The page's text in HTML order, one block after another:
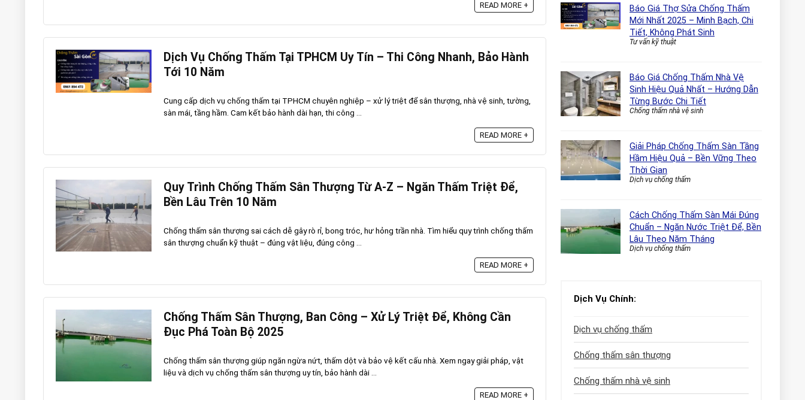
READ MORE +
Dịch Vụ Chống Thấm Tại TPHCM Uy Tín – Thi Công Nhanh, Bảo Hành
Tới 10 Năm
Cung cấp dịch vụ chống thấm tại TPHCM chuyên nghiệp – xử lý triệt để sân thượng, nhà vệ sinh, tường,
sàn mái, tầng hầm. Cam kết bảo hành dài hạn, thi công ...
READ MORE +
Quy Trình Chống Thấm Sân Thượng Từ A-Z – Ngăn Thấm Triệt Để,
Bền Lâu Trên 10 Năm
Chống thấm sân thượng sai cách dễ gây rò rỉ, bong tróc, hư hỏng trần nhà. Tìm hiểu quy trình chống thấm
sân thượng chuẩn kỹ thuật – đúng vật liệu, đúng công ...
READ MORE +
Chống Thấm Sân Thượng, Ban Công – Xử Lý Triệt Để, Không Cần
Đục Phá Toàn Bộ 2025
Chống thấm sân thượng giúp ngăn ngừa nứt, thấm dột và bảo vệ kết cấu nhà. Xem ngay giải pháp, vật
liệu và dịch vụ chống thấm sân thượng uy tín, bảo hành dài ...
READ MORE +
Báo Giá Thợ Sửa Chống Thấm
Mới Nhất 2025 – Minh Bạch, Chi
Tiết, Không Phát Sinh
Tư vấn kỹ thuật
Báo Giá Chống Thấm Nhà Vệ
Sinh Hiệu Quả Nhất – Hướng Dẫn
Từng Bước Chi Tiết
Chống thấm nhà vệ sinh
Giải Pháp Chống Thấm Sàn Tầng
Hầm Hiệu Quả – Bền Vững Theo
Thời Gian
Dịch vụ chống thấm
Cách Chống Thấm Sàn Mái Đúng
Chuẩn – Ngăn Nước Triệt Để, Bền
Lâu Theo Năm Tháng
Dịch vụ chống thấm
Dịch Vụ Chính:
Dịch vụ chống thấm
Chống thấm sân thượng
Chống thấm nhà vệ sinh